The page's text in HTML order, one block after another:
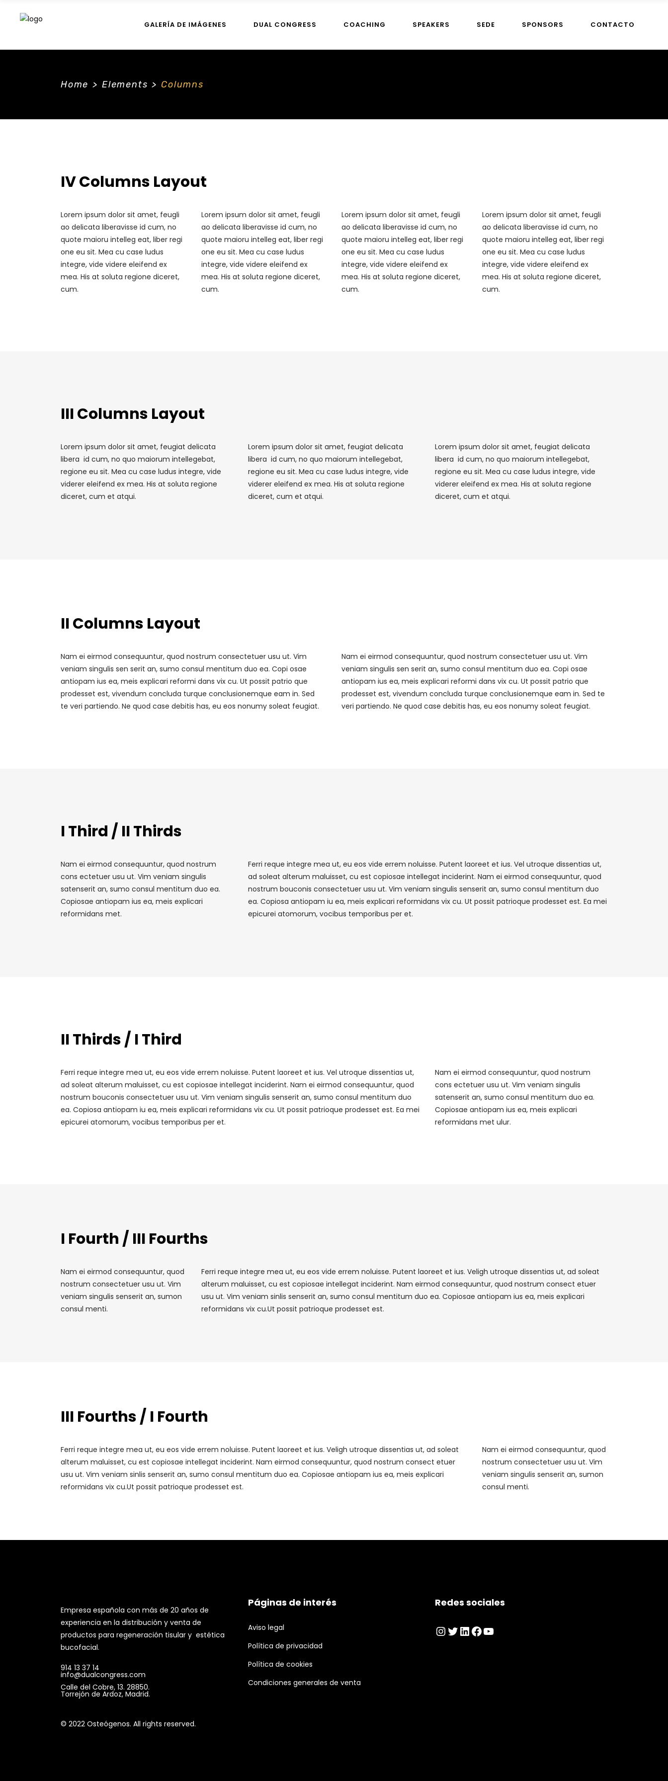
GALERÍA DE IMÁGENES DUAL CONGRESS COACHING SPEAKERS SEDE SPONSORS CONTACTO
Home > Elements > Columns
IV Columns Layout
Lorem ipsum dolor sit amet, feugli
ao delicata liberavisse id cum, no
quote maioru intelleg eat, liber regi
one eu sit. Mea cu case ludus
integre, vide videre eleifend ex
mea. His at soluta regione diceret,
cum.
Lorem ipsum dolor sit amet, feugli
ao delicata liberavisse id cum, no
quote maioru intelleg eat, liber regi
one eu sit. Mea cu case ludus
integre, vide videre eleifend ex
mea. His at soluta regione diceret,
cum.
Lorem ipsum dolor sit amet, feugli
ao delicata liberavisse id cum, no
quote maioru intelleg eat, liber regi
one eu sit. Mea cu case ludus
integre, vide videre eleifend ex
mea. His at soluta regione diceret,
cum.
Lorem ipsum dolor sit amet, feugli
ao delicata liberavisse id cum, no
quote maioru intelleg eat, liber regi
one eu sit. Mea cu case ludus
integre, vide videre eleifend ex
mea. His at soluta regione diceret,
cum.
III Columns Layout
Lorem ipsum dolor sit amet, feugiat delicata
libera id cum, no quo maiorum intellegebat,
regione eu sit. Mea cu case ludus integre, vide
viderer eleifend ex mea. His at soluta regione
diceret, cum et atqui.
Lorem ipsum dolor sit amet, feugiat delicata
libera id cum, no quo maiorum intellegebat,
regione eu sit. Mea cu case ludus integre, vide
viderer eleifend ex mea. His at soluta regione
diceret, cum et atqui.
Lorem ipsum dolor sit amet, feugiat delicata
libera id cum, no quo maiorum intellegebat,
regione eu sit. Mea cu case ludus integre, vide
viderer eleifend ex mea. His at soluta regione
diceret, cum et atqui.
II Columns Layout
Nam ei eirmod consequuntur, quod nostrum consectetuer usu ut. Vim
veniam singulis sen serit an, sumo consul mentitum duo ea. Copi osae
antiopam ius ea, meis explicari reformi dans vix cu. Ut possit patrio que
prodesset est, vivendum concluda turque conclusionemque eam in. Sed
te veri partiendo. Ne quod case debitis has, eu eos nonumy soleat feugiat.
Nam ei eirmod consequuntur, quod nostrum consectetuer usu ut. Vim
veniam singulis sen serit an, sumo consul mentitum duo ea. Copi osae
antiopam ius ea, meis explicari reformi dans vix cu. Ut possit patrio que
prodesset est, vivendum concluda turque conclusionemque eam in. Sed te
veri partiendo. Ne quod case debitis has, eu eos nonumy soleat feugiat.
I Third / II Thirds
Nam ei eirmod consequuntur, quod nostrum
cons ectetuer usu ut. Vim veniam singulis
satenserit an, sumo consul mentitum duo ea.
Copiosae antiopam ius ea, meis explicari
reformidans met.
Ferri reque integre mea ut, eu eos vide errem noluisse. Putent laoreet et ius. Vel utroque dissentias ut,
ad soleat alterum maluisset, cu est copiosae intellegat inciderint. Nam ei eirmod consequuntur, quod
nostrum bouconis consectetuer usu ut. Vim veniam singulis senserit an, sumo consul mentitum duo
ea. Copiosa antiopam iu ea, meis explicari reformidans vix cu. Ut possit patrioque prodesset est. Ea mei
epicurei atomorum, vocibus temporibus per et.
II Thirds / I Third
Ferri reque integre mea ut, eu eos vide errem noluisse. Putent laoreet et ius. Vel utroque dissentias ut,
ad soleat alterum maluisset, cu est copiosae intellegat inciderint. Nam ei eirmod consequuntur, quod
nostrum bouconis consectetuer usu ut. Vim veniam singulis senserit an, sumo consul mentitum duo
ea. Copiosa antiopam iu ea, meis explicari reformidans vix cu. Ut possit patrioque prodesset est. Ea mei
epicurei atomorum, vocibus temporibus per et.
Nam ei eirmod consequuntur, quod nostrum
cons ectetuer usu ut. Vim veniam singulis
satenserit an, sumo consul mentitum duo ea.
Copiosae antiopam ius ea, meis explicari
reformidans met ulur.
I Fourth / III Fourths
Nam ei eirmod consequuntur, quod
nostrum consectetuer usu ut. Vim
veniam singulis senserit an, sumon
consul menti.
Ferri reque integre mea ut, eu eos vide errem noluisse. Putent laoreet et ius. Veligh utroque dissentias ut, ad soleat
alterum maluisset, cu est copiosae intellegat inciderint. Nam eirmod consequuntur, quod nostrum consect etuer
usu ut. Vim veniam sinlis senserit an, sumo consul mentitum duo ea. Copiosae antiopam ius ea, meis explicari
reformidans vix cu.Ut possit patrioque prodesset est.
III Fourths / I Fourth
Ferri reque integre mea ut, eu eos vide errem noluisse. Putent laoreet et ius. Veligh utroque dissentias ut, ad soleat
alterum maluisset, cu est copiosae intellegat inciderint. Nam eirmod consequuntur, quod nostrum consect etuer
usu ut. Vim veniam sinlis senserit an, sumo consul mentitum duo ea. Copiosae antiopam ius ea, meis explicari
reformidans vix cu.Ut possit patrioque prodesset est.
Nam ei eirmod consequuntur, quod
nostrum consectetuer usu ut. Vim
veniam singulis senserit an, sumon
consul menti.
Empresa española con más de 20 años de
experiencia en la distribución y venta de
productos para regeneración tisular y estética
bucofacial.
914 13 37 14
info@dualcongress.com
Calle del Cobre, 13. 28850.
Torrejón de Ardoz, Madrid.
© 2022 Osteógenos. All rights reserved.
Páginas de interés
Aviso legal
Política de privacidad
Política de cookies
Condiciones generales de venta
Redes sociales
Instagram
Twitter
LinkedIn
Facebook
YouTube